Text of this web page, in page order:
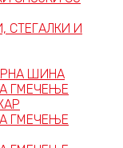
СТЕГАЛКИ И
ШИНА
ГМЕЧЕЊЕ
ГМЕЧЕЊЕ